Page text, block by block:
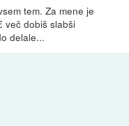
tem. Za mene je
več dobiš slabši
delale...